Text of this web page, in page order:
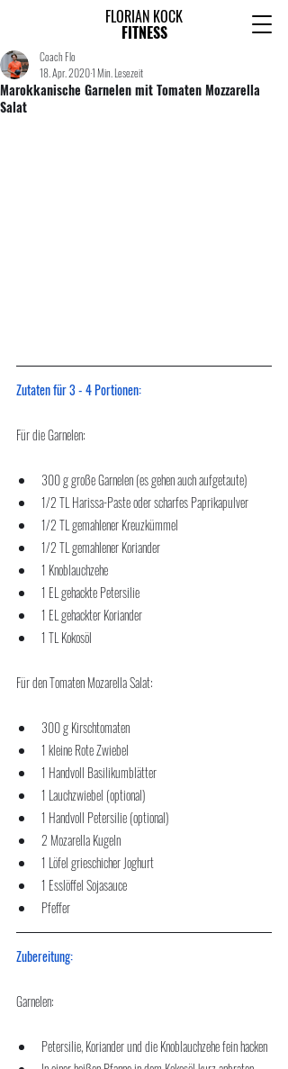
FLORIAN KOCK
FITNESS
Marokkanische Garnelen mit Tomaten Mozzarella
Salat
Coach Flo
18. Apr. 20201 Min. Lesezeit
Zutaten für 3 - 4 Portionen:
Für die Garnelen:
300 g große Garnelen (es gehen auch aufgetaute)
1/2 TL Harissa-Paste oder scharfes Paprikapulver
1/2 TL gemahlener Kreuzkümmel
1/2 TL gemahlener Koriander
1 Knoblauchzehe
1 EL gehackte Petersilie
1 EL gehackter Koriander
1 TL Kokosöl
Für den Tomaten Mozarella Salat:
300 g Kirschtomaten
1 kleine Rote Zwiebel
1 Handvoll Basilikumblätter
1 Lauchzwiebel (optional)
1 Handvoll Petersilie (optional)
2 Mozarella Kugeln
1 Löfel grieschicher Joghurt
1 Esslöffel Sojasauce
Pfeffer
Zubereitung:
Garnelen:
Petersilie, Koriander und die Knoblauchzehe fein hacken